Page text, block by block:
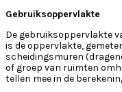
Gebruiksoppervlakte
De gebruiksoppervlakte
is de oppervlakte,
scheidingsmuren
of groep van ruimten
tellen mee in de